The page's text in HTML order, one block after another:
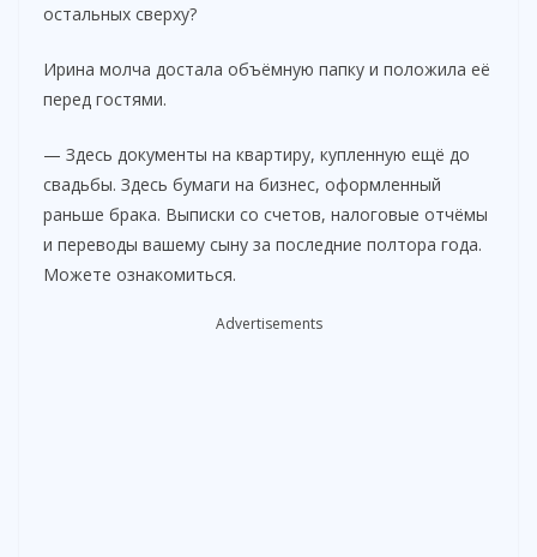
остальных сверху?
Ирина молча достала объёмную папку и положила её
перед гостями.
— Здесь документы на квартиру, купленную ещё до
свадьбы. Здесь бумаги на бизнес, оформленный
раньше брака. Выписки со счетов, налоговые отчёмы
и переводы вашему сыну за последние полтора года.
Можете ознакомиться.
Advertisements